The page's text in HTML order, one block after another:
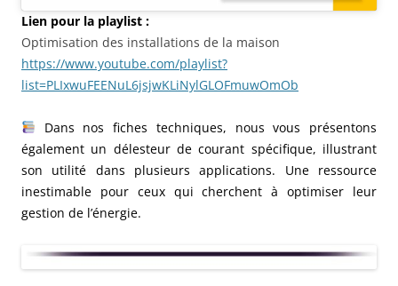
Lien pour la playlist :
Optimisation des installations de la maison
https://www.youtube.com/playlist?
list=PLIxwuFEENuL6jsjwKLiNylGLOFmuwOmOb
Dans nos fiches techniques, nous vous présentons
également un délesteur de courant spécifique, illustrant
son utilité dans plusieurs applications. Une ressource
inestimable pour ceux qui cherchent à optimiser leur
gestion de l’énergie.